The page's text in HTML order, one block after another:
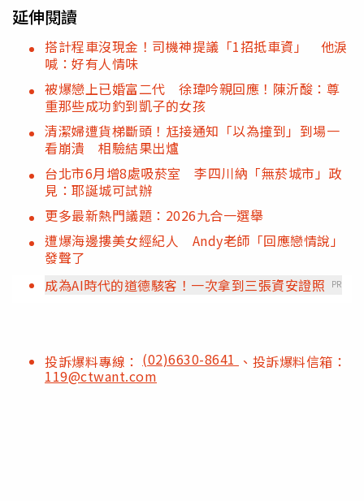
延伸閱讀
搭計程車沒現金！司機神提議「1招抵車資」 他淚
喊：好有人情味
被爆戀上已婚富二代 徐瑋吟親回應！陳沂酸：尊
重那些成功釣到凱子的女孩
清潔婦遭貨梯斷頭！尪接通知「以為撞到」到場一
看崩潰 相驗結果出爐
台北市6月增8處吸菸室 李四川納「無菸城市」政
見：耶誕城可試辦
更多最新熱門議題：2026九合一選舉
遭爆海邊摟美女經紀人 Andy老師「回應戀情說」
發聲了
成為AI時代的道德駭客！一次拿到三張資安證照
PR
投訴爆料專線： (02)6630-8641 、投訴爆料信箱：
119@ctwant.com